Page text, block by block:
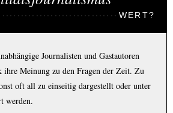
WERT?
Journalisten und Gastautoren
Meinung zu den Fragen der Zeit. Zu
oft all zu einseitig dargestellt oder unter
werden.